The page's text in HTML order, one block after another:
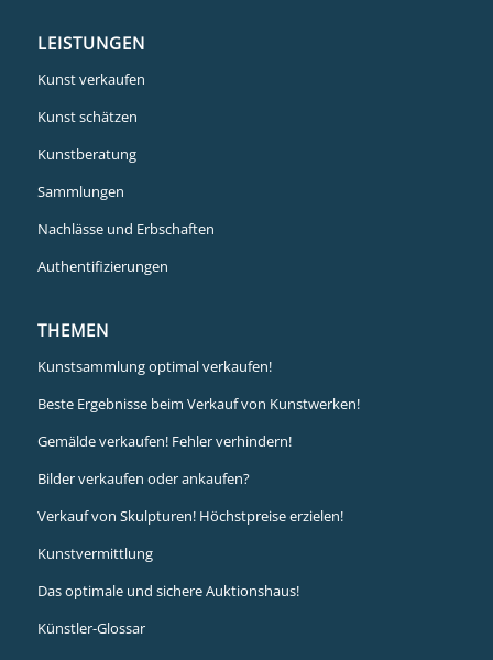
LEISTUNGEN
Kunst verkaufen
Kunst schätzen
Kunstberatung
Sammlungen
Nachlässe und Erbschaften
Authentifizierungen
THEMEN
Kunstsammlung optimal verkaufen!
Beste Ergebnisse beim Verkauf von Kunstwerken!
Gemälde verkaufen! Fehler verhindern!
Bilder verkaufen oder ankaufen?
Verkauf von Skulpturen! Höchstpreise erzielen!
Kunstvermittlung
Das optimale und sichere Auktionshaus!
Künstler-Glossar